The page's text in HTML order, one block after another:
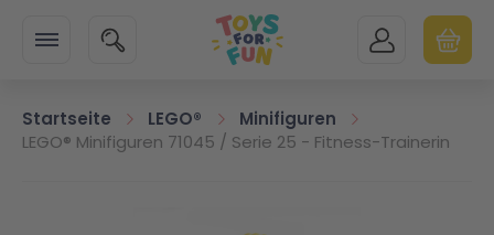
SUCHE MEIN KONTO
Startseite LEGO®
Minifiguren
LEGO® Minifiguren 71045 / Serie 25 - Fitness-Trainerin